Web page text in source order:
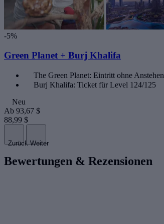
-5%
Green Planet + Burj Khalifa
The Green Planet: Eintritt ohne Anstehen
Burj Khalifa: Ticket für Level 124/125
Neu
Ab 93,67 $
88,99 $
Zurück Weiter
Bewertungen & Rezensionen